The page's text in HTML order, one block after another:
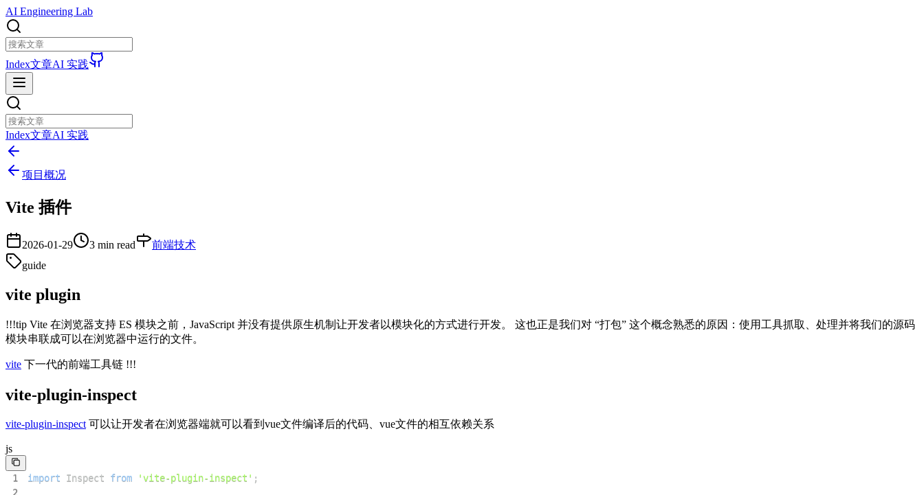
AI Engineering Lab
Index文章AI 实践
Index文章AI 实践
项目概况
Vite 插件
2026-01-29 3 min read
前端技术
guide
vite plugin
!!!tip Vite 在浏览器支持 ES 模块之前，JavaScript 并没有提供原生机制让开发者以模块化的方式进行开发。 这也正是我们对 “打包” 这个概念熟悉的原因：使用工具抓取、处理并将我们的源码
模块串联成可以在浏览器中运行的文件。
vite 下一代的前端工具链 !!!
vite-plugin-inspect
vite-plugin-inspect可以让开发者在浏览器端就可以看到vue文件编译后的代码、vue文件的相互依赖关系
js
1 import Inspect from 'vite-plugin-inspect' ;
2